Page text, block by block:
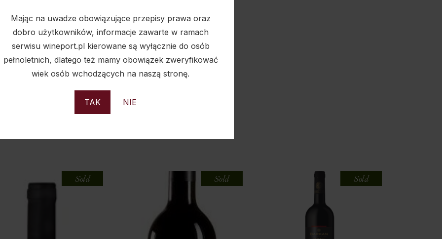
Mając na uwadze obowiązujące przepisy prawa oraz
dobro użytkowników, informacje zawarte w ramach
serwisu wineport.pl kierowane są wyłącznie do osób
pełnoletnich, dlatego też mamy obowiązek zweryfikować
wiek osób wchodzących na naszą stronę.
TAK NIE
Sold Sold Sold